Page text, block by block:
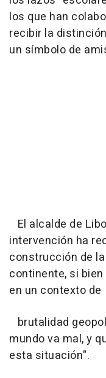
los que han
recibir la
un símbolo de
El alcalde de
intervención ha
construcción de
continente, si
en un contexto de
brutalidad
mundo va mal, y
esta situación".